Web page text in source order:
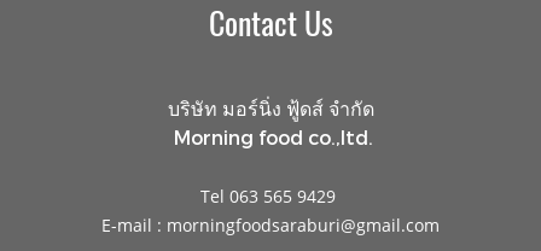
Contact Us
บริษัท มอร์นิ่ง ฟู้ดส์ จำกัด
Morning food co.,ltd.
Tel 063 565 9429
E-mail : morningfoodsaraburi@gmail.com